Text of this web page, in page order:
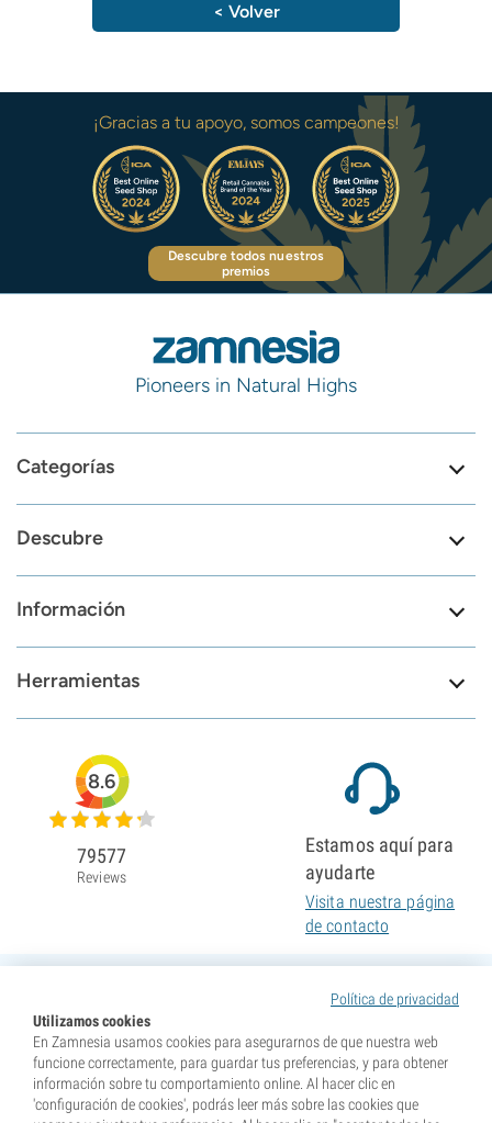
< Volver
¡Gracias a tu apoyo, somos campeones!
Descubre todos nuestros
premios
Pioneers in Natural Highs
Categorías
Descubre
Información
Herramientas
Política de privacidad
Utilizamos cookies
En Zamnesia usamos cookies para asegurarnos de que nuestra web
funcione correctamente, para guardar tus preferencias, y para obtener
información sobre tu comportamiento online. Al hacer clic en
'configuración de cookies', podrás leer más sobre las cookies que
8.6
79577
Reviews
Estamos aquí para
ayudarte
Visita nuestra página
de contacto